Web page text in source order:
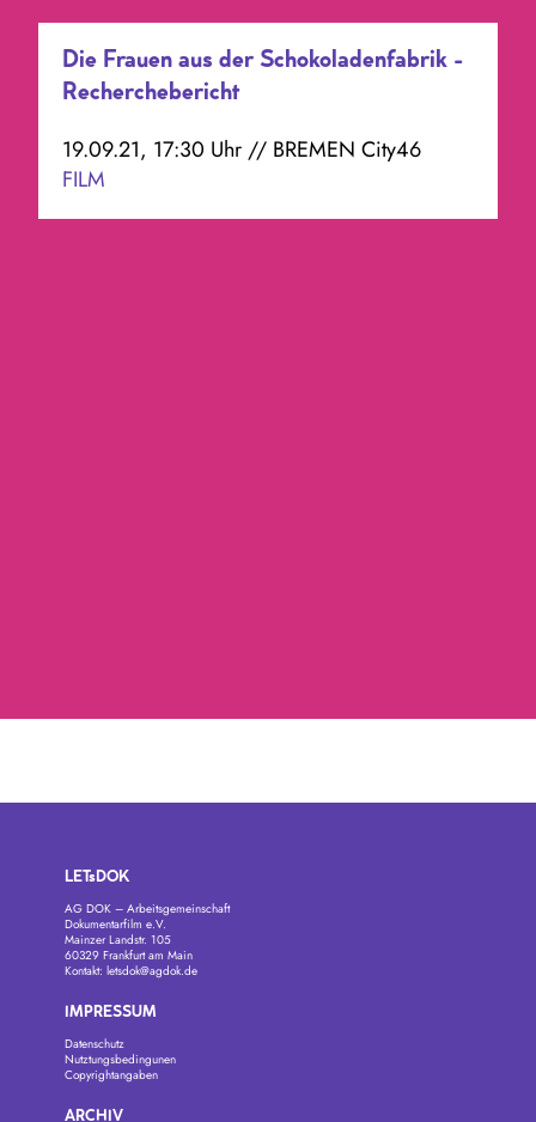
Die Frauen aus der Schokoladenfabrik -
Recherchebericht
19.09.21, 17:30 Uhr // BREMEN City46
FILM
LETsDOK
AG DOK – Arbeitsgemeinschaft
Dokumentarfilm e.V.
Mainzer Landstr. 105
60329 Frankfurt am Main
Kontakt: letsdok@agdok.de
IMPRESSUM
Datenschutz
Nutztungsbedingunen
Copyrightangaben
ARCHIV